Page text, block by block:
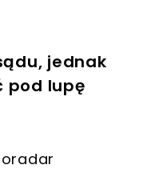
jednak
pod lupę